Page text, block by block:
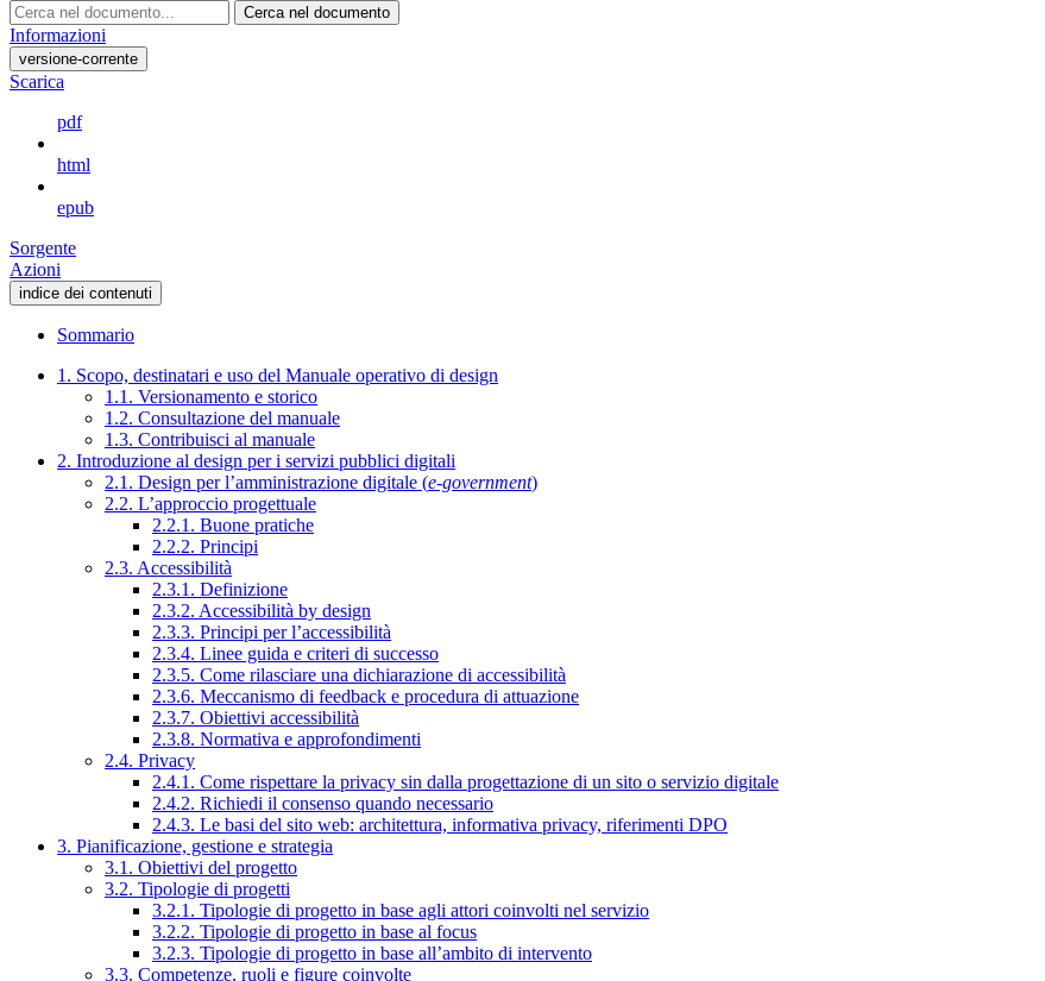
Cerca nel documento
Informazioni
versione-corrente
Scarica
pdf
html
epub
Sorgente
Azioni
indice dei contenuti
Sommario
1. Scopo, destinatari e uso del Manuale operativo di design
1.1. Versionamento e storico
1.2. Consultazione del manuale
1.3. Contribuisci al manuale
2. Introduzione al design per i servizi pubblici digitali
2.1. Design per l’amministrazione digitale (e-government)
2.2. L’approccio progettuale
2.2.1. Buone pratiche
2.2.2. Principi
2.3. Accessibilità
2.3.1. Definizione
2.3.2. Accessibilità by design
2.3.3. Principi per l’accessibilità
2.3.4. Linee guida e criteri di successo
2.3.5. Come rilasciare una dichiarazione di accessibilità
2.3.6. Meccanismo di feedback e procedura di attuazione
2.3.7. Obiettivi accessibilità
2.3.8. Normativa e approfondimenti
2.4. Privacy
2.4.1. Come rispettare la privacy sin dalla progettazione di un sito o servizio digitale
2.4.2. Richiedi il consenso quando necessario
2.4.3. Le basi del sito web: architettura, informativa privacy, riferimenti DPO
3. Pianificazione, gestione e strategia
3.1. Obiettivi del progetto
3.2. Tipologie di progetti
3.2.1. Tipologie di progetto in base agli attori coinvolti nel servizio
3.2.2. Tipologie di progetto in base al focus
3.2.3. Tipologie di progetto in base all’ambito di intervento
3.3. Competenze, ruoli e figure coinvolte